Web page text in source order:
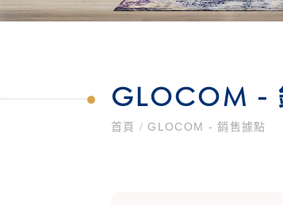
GLOCOM -
首頁 / GLOCOM - 銷售據點